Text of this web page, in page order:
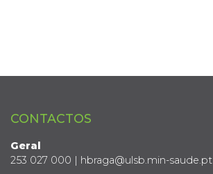
CONTACTOS
Geral
253 027 000 | hbraga@ulsb.min-saude.pt